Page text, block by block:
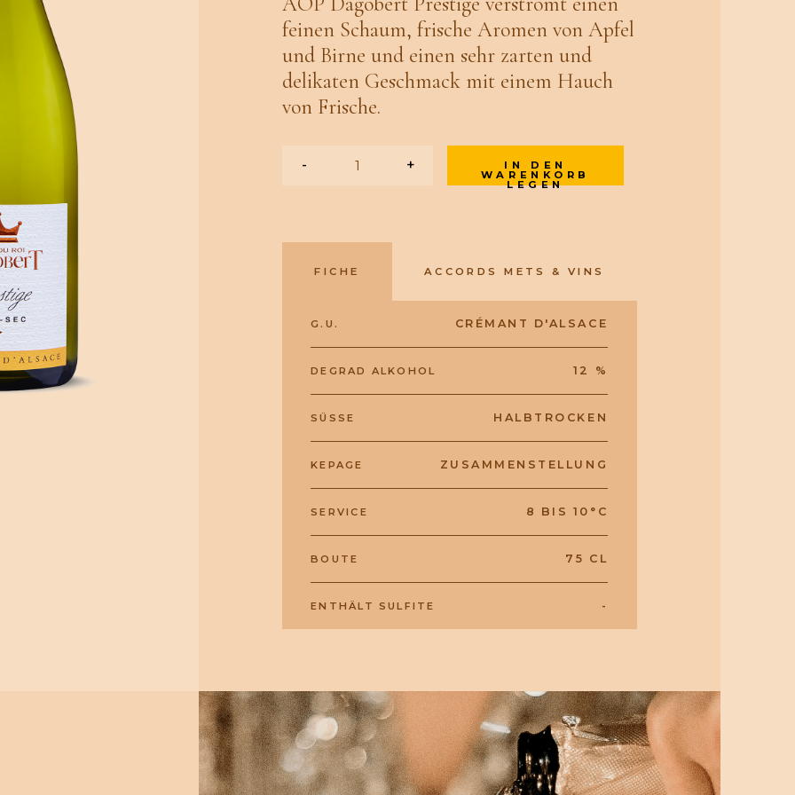
feinen Schaum, frische Aromen von Apfel
und Birne und einen sehr zarten und
delikaten Geschmack mit einem Hauch
von Frische.
- + IN DEN
WARENKORB
LEGEN
FICHE ACCORDS METS & VINS
G.U. CRÉMANT D'ALSACE
DEGRAD ALKOHOL 12 %
SÜSSE HALBTROCKEN
KEPAGE ZUSAMMENSTELLUNG
SERVICE 8 BIS 10°C
BOUTE 75 CL
ENTHÄLT SULFITE -